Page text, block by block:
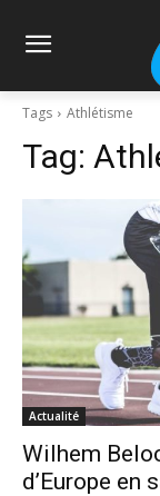
Tags Athlétisme
Tag:
Actualité
Wilhem
d’Europe en